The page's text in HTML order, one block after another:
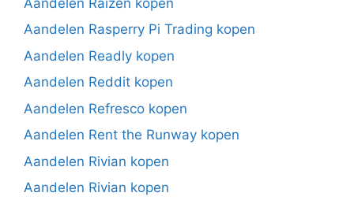
Aandelen Rasperry Pi Trading kopen
Aandelen Readly kopen
Aandelen Reddit kopen
Aandelen Refresco kopen
Aandelen Rent the Runway kopen
Aandelen Rivian kopen
Aandelen Rivian kopen